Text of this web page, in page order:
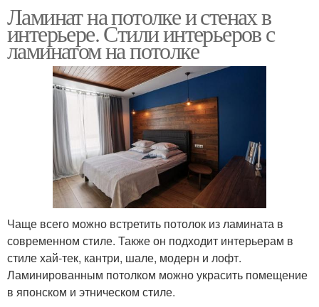
Ламинат на потолке и стенах в
интерьере. Стили интерьеров с
ламинатом на потолке
Чаще всего можно встретить потолок из ламината в
современном стиле. Также он подходит интерьерам в
стиле хай-тек, кантри, шале, модерн и лофт.
Ламинированным потолком можно украсить помещение
в японском и этническом стиле.